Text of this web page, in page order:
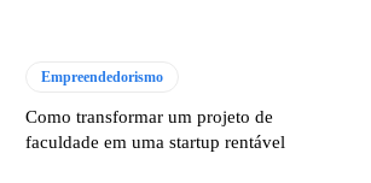
Empreendedorismo
Como transformar um projeto de
faculdade em uma startup rentável